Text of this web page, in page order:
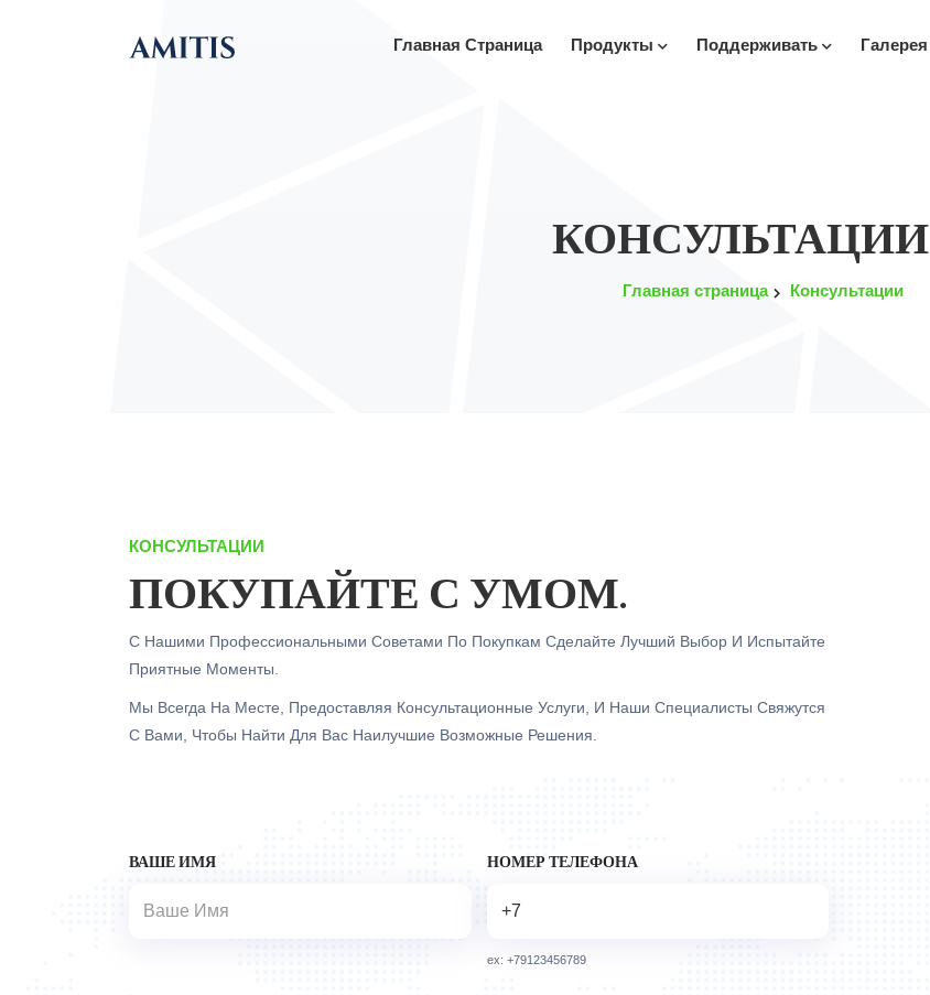
Главная Страница Продукты Поддерживать Галерея
КОНСУЛЬТАЦИИ
Главная страница Консультации
КОНСУЛЬТАЦИИ
ПОКУПАЙТЕ С УМОМ.
С Нашими Профессиональными Советами По Покупкам Сделайте Лучший Выбор И Испытайте
Приятные Моменты.
Мы Всегда На Месте, Предоставляя Консультационные Услуги, И Наши Специалисты Свяжутся
С Вами, Чтобы Найти Для Вас Наилучшие Возможные Решения.
ВАШЕ ИМЯ НОМЕР ТЕЛЕФОНА
ex: +79123456789